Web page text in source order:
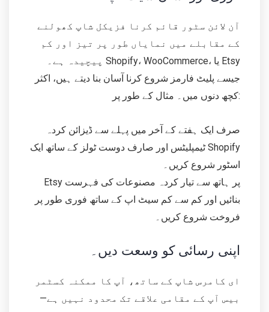
آن لائن سٹور قائم کرنا فزیکل شاپ کھولنے
کے مقابلے میں نمایاں طور پر تیز اور کم
پیچیدہ ہے۔ Shopify، WooCommerce، یا Etsy
جیسے پلیٹ فارمز شروع کرنا آسان بنا دیتے ہیں، اکثر
کچھ دنوں میں۔ مثال کے طور پر:
صرف ایک ہفتے کے آخر میں پہلے سے ڈیزائن کردہ
ٹیمپلیٹس اور صارف دوست ٹولز کے ساتھ ایک Shopify
اسٹور شروع کریں۔
Etsy پر ہاتھ سے تیار کردہ مصنوعات کی فہرست
بنائیں اور کم سے کم سیٹ اپ کے ساتھ فوری طور پر
فروخت شروع کریں۔
اپنی رسائی کو وسعت دیں۔
ای کامرس شاپ کے ساتھ، آپ کا ممکنہ کسٹمر
بیس آپ کے مقامی علاقے تک محدود نہیں ہے—